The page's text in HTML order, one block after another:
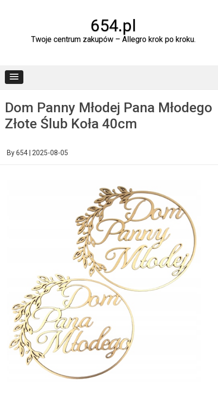
654.pl
Twoje centrum zakupów – Allegro krok po kroku.
Dom Panny Młodej Pana Młodego
Złote Ślub Koła 40cm
By654 2025-08-05